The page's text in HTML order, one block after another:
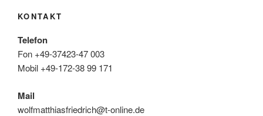
KONTAKT
Telefon
Fon +49-37423-47 003
Mobil +49-172-38 99 171
Mail
wolfmatthiasfriedrich@t-online.de